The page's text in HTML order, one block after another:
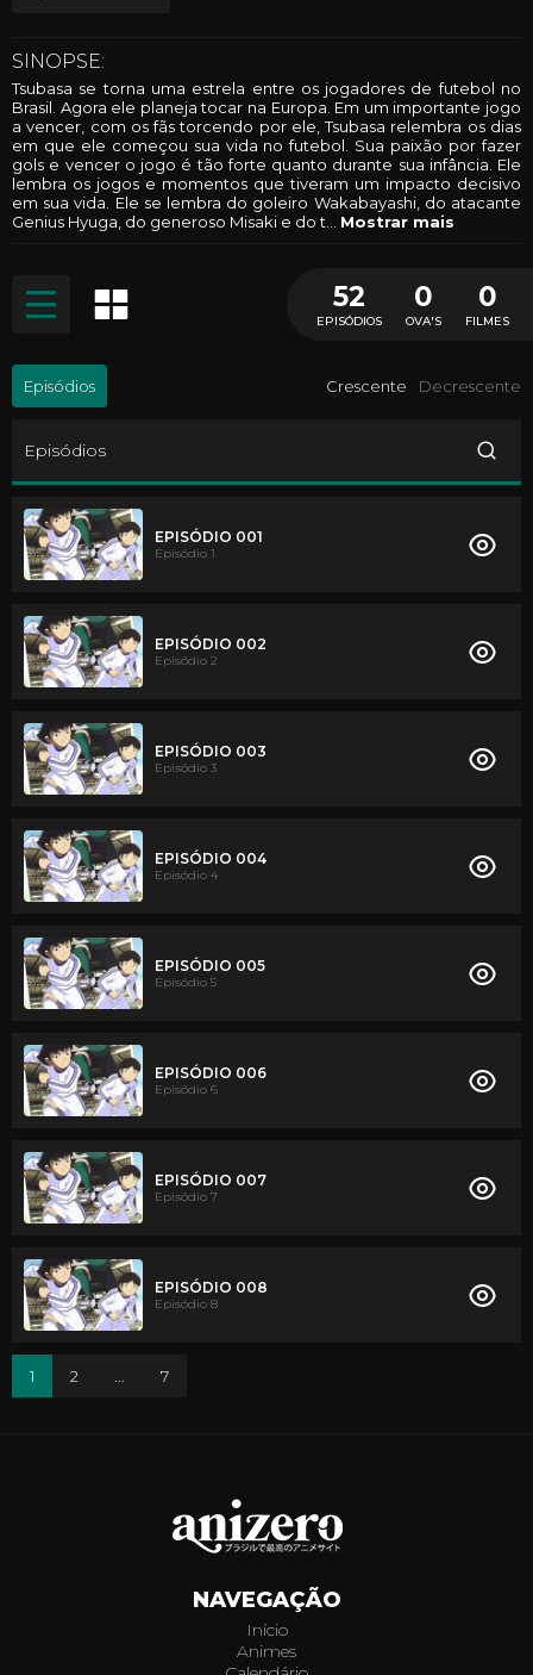
SINOPSE:
Tsubasa se torna uma estrela entre os jogadores de futebol no
Brasil. Agora ele planeja tocar na Europa. Em um importante jogo
a vencer, com os fãs torcendo por ele, Tsubasa relembra os dias
em que ele começou sua vida no futebol. Sua paixão por fazer
gols e vencer o jogo é tão forte quanto durante sua infância. Ele
lembra os jogos e momentos que tiveram um impacto decisivo
em sua vida. Ele se lembra do goleiro Wakabayashi, do atacante
Genius Hyuga, do generoso Misaki e do t
Mostrar mais
52
EPISÓDIOS
0
OVA'S
0
FILMES
Episódios Crescente Decrescente
Episódios
EPISÓDIO 001
Episódio 1
EPISÓDIO 002
Episódio 2
EPISÓDIO 003
Episódio 3
EPISÓDIO 004
Episódio 4
EPISÓDIO 005
Episódio 5
EPISÓDIO 006
Episódio 6
EPISÓDIO 007
Episódio 7
EPISÓDIO 008
Episódio 8
1 2 7
NAVEGAÇÃO
Início
Animes